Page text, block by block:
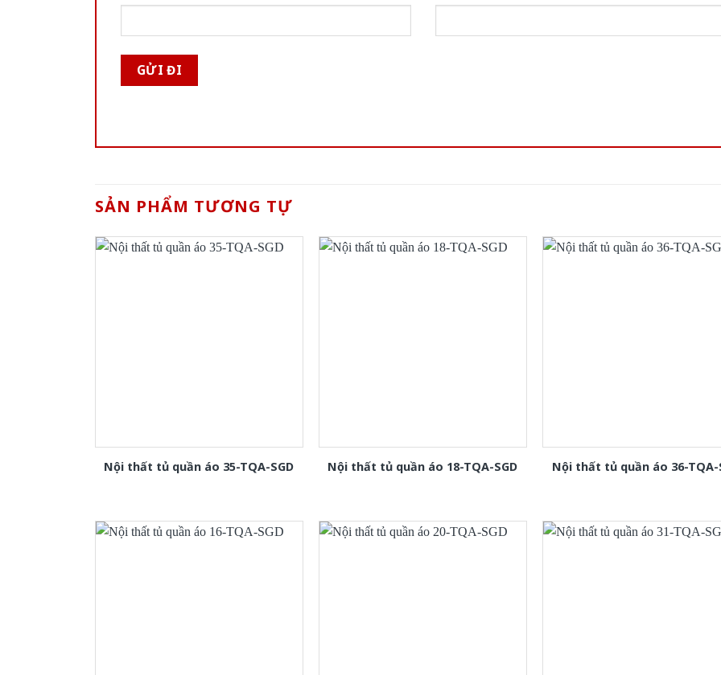
SẢN PHẨM TƯƠNG TỰ
Nội thất tủ quần áo 35-TQA-SGD Nội thất tủ quần áo 18-TQA-SGD Nội thất tủ quần áo 36-TQA-